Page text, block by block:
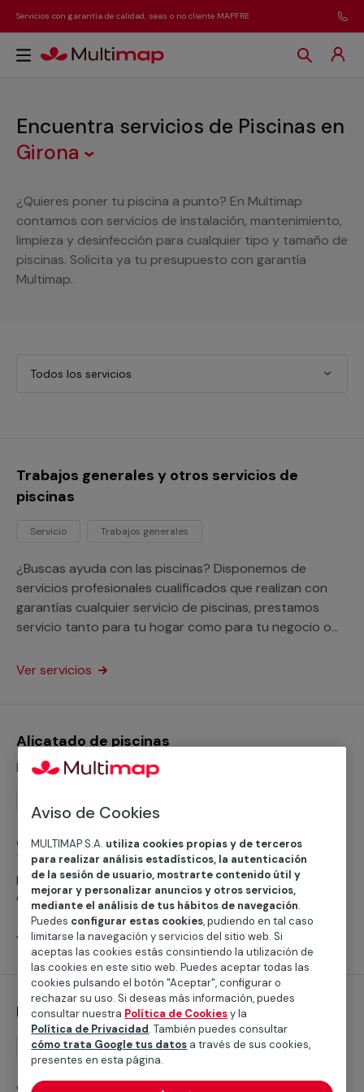
Servicios con garantía de calidad, seas o no cliente MAPFRE
Encuentra servicios de Piscinas en
Girona
¿Quieres poner tu piscina a punto? En Multimap
contamos con servicios de instalación, mantenimiento,
limpieza y desinfección para cualquier tipo y tamaño de
piscinas. Solicita ya tu presupuesto con garantía
Multimap.
Todos los servicios
Trabajos generales y otros servicios de
piscinas
Servicio Trabajos generales
¿Buscas ayuda con las piscinas? Disponemos de
servicios profesionales cualificados que realizan con
garantías cualquier servicio de piscinas, prestamos
servicio tanto para tu hogar como para tu negocio o
Ver servicios
Alicatado de piscinas
Desde 53,35 €/m²
¿No tienes claro cómo realizar el alicatado de piscinas?
Te proporcionamos un servicio especializado, con
profesionales que cubrirán todas tus necesidades
durante la reforma de piscinas.
Ver servicios
Desinfección de piscinas
Mantenimiento
¿No sabes a quién llamar para la desinfección de
Aviso de Cookies
MULTIMAP S.A. utiliza cookies propias y de terceros
para realizar análisis estadísticos, la autenticación
de la sesión de usuario, mostrarte contenido útil y
mejorar y personalizar anuncios y otros servicios,
mediante el análisis de tus hábitos de navegación.
Puedes configurar estas cookies, pudiendo en tal caso
limitarse la navegación y servicios del sitio web. Si
aceptas las cookies estás consintiendo la utilización de
las cookies en este sitio web. Puedes aceptar todas las
cookies pulsando el botón "Aceptar", configurar o
rechazar su uso. Si deseas más información, puedes
consultar nuestra Política de Cookiesy la
Política de Privacidad. También puedes consultar
cómo trata Google tus datos a través de sus cookies,
presentes en esta página.